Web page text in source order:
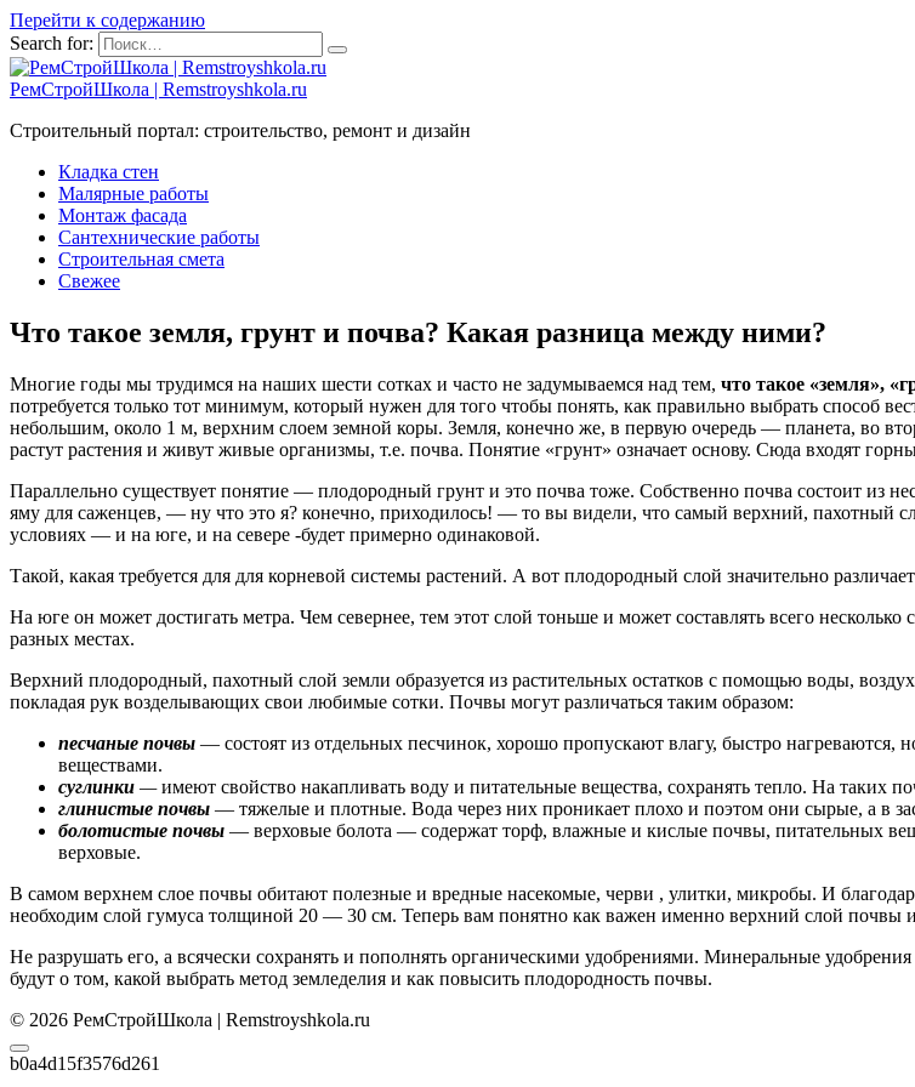
Перейти к содержанию
Search for:
РемСтройШкола | Remstroyshkola.ru
Строительный портал: строительство, ремонт и дизайн
Кладка стен
Малярные работы
Монтаж фасада
Сантехнические работы
Строительная смета
Свежее
Что такое земля, грунт и почва? Какая разница между ними?
Многие годы мы трудимся на наших шести сотках и часто не задумываемся над тем, что такое «земля»,
потребуется только тот минимум, который нужен для того чтобы понять, как правильно выбрать способ
небольшим, около 1 м, верхним слоем земной коры. Земля, конечно же, в первую очередь — планета, во
растут растения и живут живые организмы, т.е. почва. Понятие «грунт» означает основу. Сюда входят
Параллельно существует понятие — плодородный грунт и это почва тоже. Собственно почва состоит из
яму для саженцев, — ну что это я? конечно, приходилось! — то вы видели, что самый верхний,
условиях — и на юге, и на севере -будет примерно одинаковой.
Такой, какая требуется для для корневой системы растений. А вот плодородный слой значительно
На юге он может достигать метра. Чем севернее, тем этот слой тоньше и может составлять всего
разных местах.
Верхний плодородный, пахотный слой земли образуется из растительных остатков с помощью воды,
покладая рук возделывающих свои любимые сотки. Почвы могут различаться таким образом:
песчаные почвы — состоят из отдельных песчинок, хорошо пропускают влагу, быстро
веществами.
суглинки —имеют свойство накапливать воду и питательные вещества, сохранять тепло. На таких
глинистые почвы — тяжелые и плотные. Вода через них проникает плохо и поэтом они сырые, а в
болотистые почвы — верховые болота — содержат торф, влажные и кислые почвы, питательных
верховые.
В самом верхнем слое почвы обитают полезные и вредные насекомые, черви , улитки, микробы. И
необходим слой гумуса толщиной 20 — 30 см. Теперь вам понятно как важен именно верхний слой почвы
Не разрушать его, а всячески сохранять и пополнять органическими удобрениями. Минеральные
будут о том, какой выбрать метод земледелия и как повысить плодородность почвы.
© 2026 РемСтройШкола | Remstroyshkola.ru
b0a4d15f3576d261